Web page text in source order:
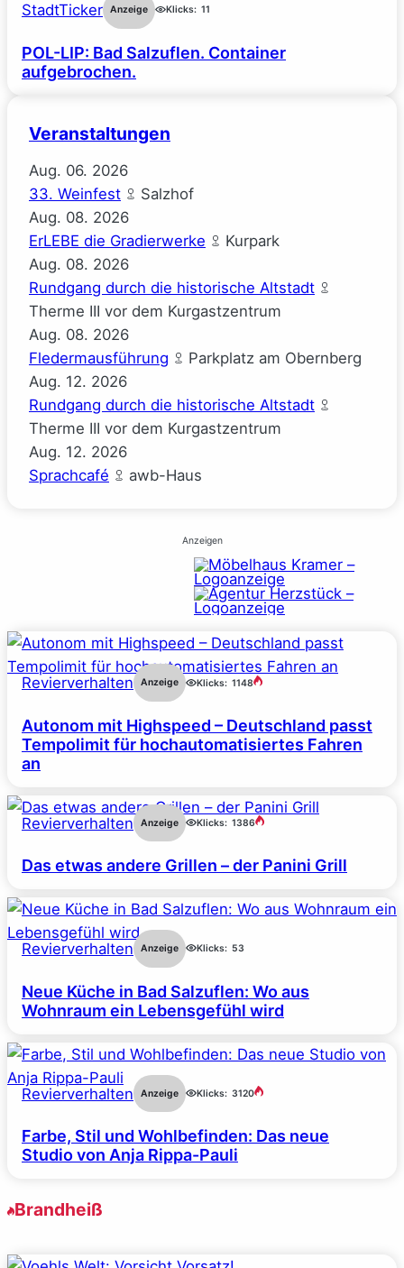
StadtTicker Anzeige Klicks: 11
POL-LIP: Bad Salzuflen. Container
aufgebrochen.
Veranstaltungen
Aug. 06. 2026
33. Weinfest
Salzhof
Aug. 08. 2026
ErLEBE die Gradierwerke
Kurpark
Aug. 08. 2026
Rundgang durch die historische Altstadt
Therme III vor dem Kurgastzentrum
Aug. 08. 2026
Fledermausführung
Parkplatz am Obernberg
Aug. 12. 2026
Rundgang durch die historische Altstadt
Therme III vor dem Kurgastzentrum
Aug. 12. 2026
Sprachcafé
awb-Haus
Anzeigen
Revierverhalten Anzeige Klicks: 1148
Autonom mit Highspeed – Deutschland passt
Tempolimit für hochautomatisiertes Fahren
an
Revierverhalten Anzeige Klicks: 1386
Das etwas andere Grillen – der Panini Grill
Revierverhalten Anzeige Klicks: 53
Neue Küche in Bad Salzuflen: Wo aus
Wohnraum ein Lebensgefühl wird
Revierverhalten Anzeige Klicks: 3120
Farbe, Stil und Wohlbefinden: Das neue
Studio von Anja Rippa-Pauli
Brandheiß